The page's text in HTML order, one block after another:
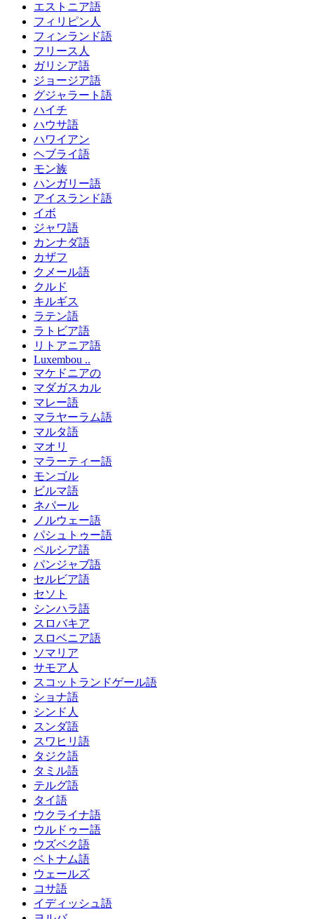
エストニア語
フィリピン人
フィンランド語
フリース人
ガリシア語
ジョージア語
グジャラート語
ハイチ
ハウサ語
ハワイアン
ヘブライ語
モン族
ハンガリー語
アイスランド語
イボ
ジャワ語
カンナダ語
カザフ
クメール語
クルド
キルギス
ラテン語
ラトビア語
リトアニア語
Luxembou ..
マケドニアの
マダガスカル
マレー語
マラヤーラム語
マルタ語
マオリ
マラーティー語
モンゴル
ビルマ語
ネパール
ノルウェー語
パシュトゥー語
ペルシア語
パンジャブ語
セルビア語
セソト
シンハラ語
スロバキア
スロベニア語
ソマリア
サモア人
スコットランドゲール語
ショナ語
シンド人
スンダ語
スワヒリ語
タジク語
タミル語
テルグ語
タイ語
ウクライナ語
ウルドゥー語
ウズベク語
ベトナム語
ウェールズ
コサ語
イディッシュ語